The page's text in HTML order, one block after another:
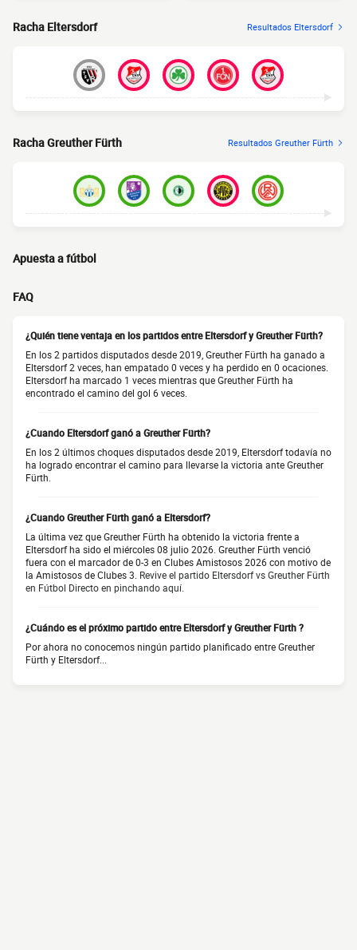
Racha Eltersdorf Resultados Eltersdorf
Racha Greuther Fürth Resultados Greuther Fürth
Apuesta a fútbol
FAQ
¿Quién tiene ventaja en los partidos entre Eltersdorf y Greuther Fürth?
En los 2 partidos disputados desde 2019, Greuther Fürth ha ganado a
Eltersdorf 2 veces, han empatado 0 veces y ha perdido en 0 ocaciones.
Eltersdorf ha marcado 1 veces mientras que Greuther Fürth ha
encontrado el camino del gol 6 veces.
¿Cuando Eltersdorf ganó a Greuther Fürth?
En los 2 últimos choques disputados desde 2019, Eltersdorf todavía no
ha logrado encontrar el camino para llevarse la victoria ante Greuther
Fürth.
¿Cuando Greuther Fürth ganó a Eltersdorf?
La última vez que Greuther Fürth ha obtenido la victoria frente a
Eltersdorf ha sido el miércoles 08 julio 2026. Greuther Fürth venció
fuera con el marcador de 0-3 en Clubes Amistosos 2026 con motivo de
la Amistosos de Clubes 3. Revive el partido Eltersdorf vs Greuther Fürth
en Fútbol Directo en pinchando aquí.
¿Cuándo es el próximo partido entre Eltersdorf y Greuther Fürth ?
Por ahora no conocemos ningún partido planificado entre Greuther
Fürth y Eltersdorf...